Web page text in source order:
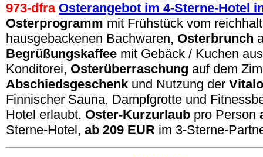
973-dfra Osterangebot im 4-Sterne-Hotel
Osterprogramm mit Frühstück vom
hausgebackenen Bachwaren, Osterbrunch
Begrüßungskaffee mit Gebäck / Kuchen
Konditorei, Osterüberraschung auf dem
Abschiedsgeschenk und Nutzung der
Finnischer Sauna, Dampfgrotte und
Hotel erlaubt. Oster-Kurzurlaub pro Person
Sterne-Hotel, ab 209 EUR im 3-Sterne-